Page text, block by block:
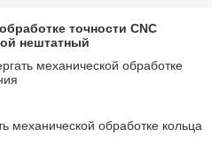
точности CNC
нештатный
механической обработке
механической обработке кольца